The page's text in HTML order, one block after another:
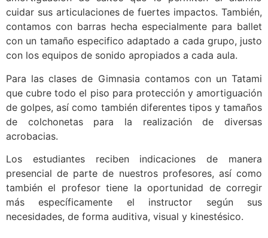
cuidar sus articulaciones de fuertes impactos. También,
contamos con barras hecha especialmente para ballet
con un tamaño especifico adaptado a cada grupo, justo
con los equipos de sonido apropiados a cada aula.
Para las clases de Gimnasia contamos con un Tatami
que cubre todo el piso para protección y amortiguación
de golpes, así como también diferentes tipos y tamaños
de colchonetas para la realización de diversas
acrobacias.
Los estudiantes reciben indicaciones de manera
presencial de parte de nuestros profesores, así como
también el profesor tiene la oportunidad de corregir
más específicamente el instructor según sus
necesidades, de forma auditiva, visual y kinestésico.